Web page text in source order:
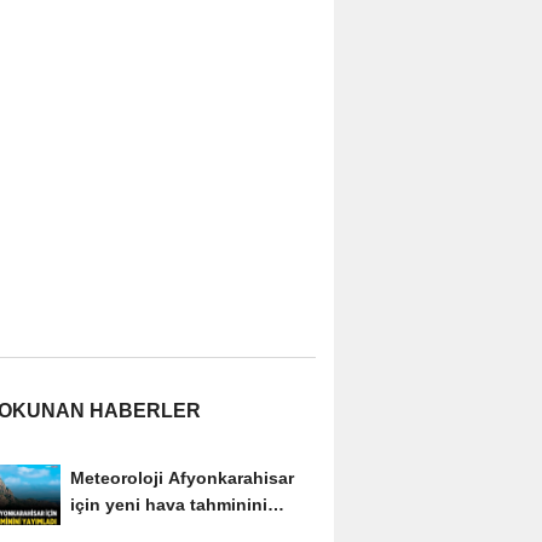
HABERLER
Meteoroloji Afyonkarahisar
için yeni hava tahminini